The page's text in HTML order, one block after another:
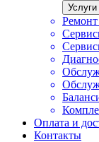
Оплата и
Контакты